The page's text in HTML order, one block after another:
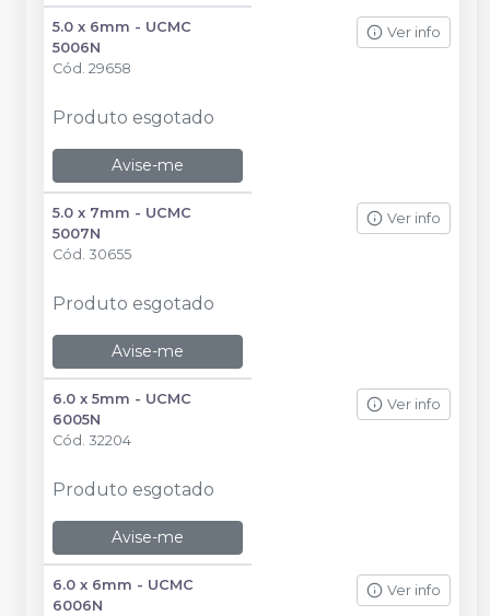
5.0 x 6mm - UCMC
5006N
Cód. 29658
Ver info
Produto esgotado
Avise-me
5.0 x 7mm - UCMC
5007N
Cód. 30655
Ver info
Produto esgotado
Avise-me
6.0 x 5mm - UCMC
6005N
Cód. 32204
Ver info
Produto esgotado
Avise-me
6.0 x 6mm - UCMC
6006N
Ver info